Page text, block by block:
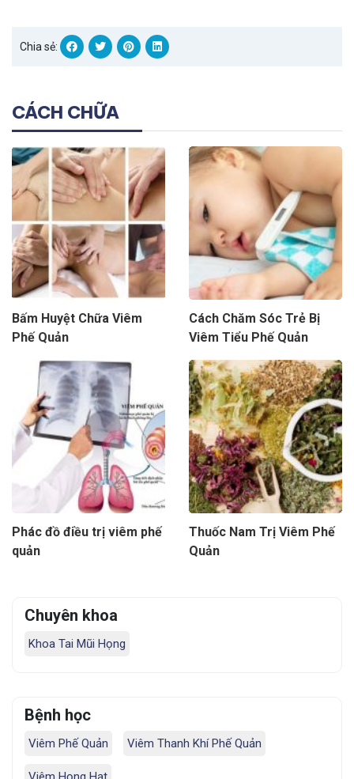
Chia sẻ:
CÁCH CHỮA
Bấm Huyệt Chữa Viêm
Phế Quản
Cách Chăm Sóc Trẻ Bị
Viêm Tiểu Phế Quản
Phác đồ điều trị viêm phế
quản
Thuốc Nam Trị Viêm Phế
Quản
Chuyên khoa
Khoa Tai Mũi Họng
Bệnh học
Viêm Phế Quản Viêm Thanh Khí Phế Quản